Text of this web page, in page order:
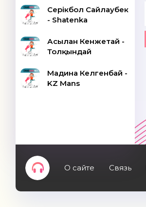
Серікбол Сайлаубек
- Shatenka
Асылан Кенжетай -
Толқындай
Мадина Келгенбай -
KZ Mans
О сайте Связь